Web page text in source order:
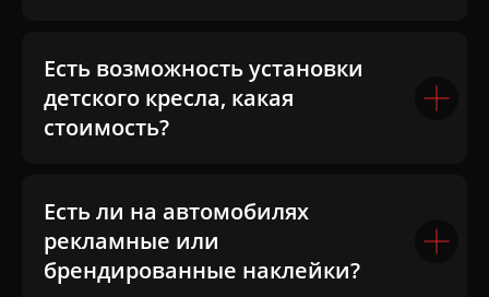
Есть возможность установки
детского кресла, какая
стоимость?
Есть ли на автомобилях
рекламные или
брендированные наклейки?